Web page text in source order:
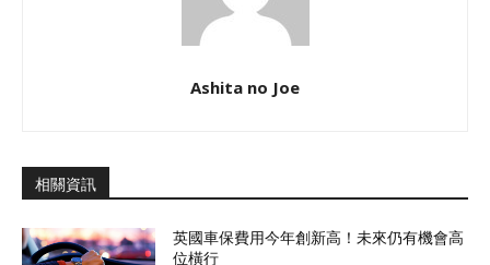
Ashita no Joe
相關資訊
英國車保費用今年創新高！未來仍有機會高
位橫行